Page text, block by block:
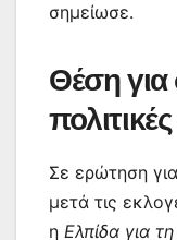
σημείωσε.
Θέση για
Σε ερώτηση
μετά τις
η Ελπίδα για